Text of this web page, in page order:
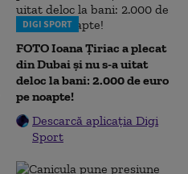
DIGI SPORT
FOTO Ioana Țiriac a plecat
din Dubai și nu s-a uitat
deloc la bani: 2.000 de euro
pe noapte!
Descarcă aplicația Digi
Sport